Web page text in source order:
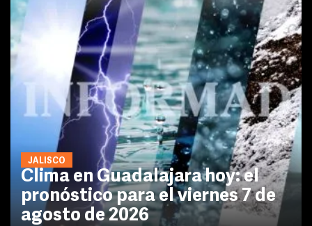
JALISCO
Clima en Guadalajara hoy: el
pronóstico para el viernes 7 de
agosto de 2026